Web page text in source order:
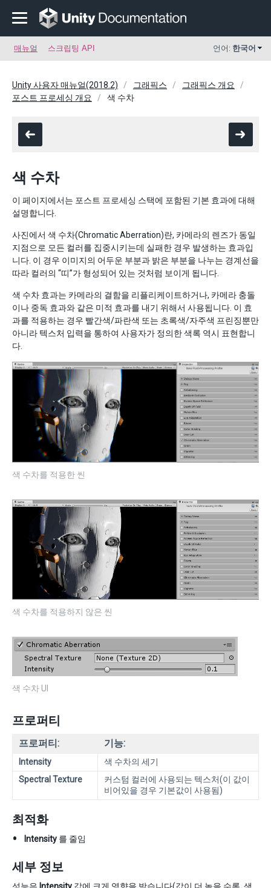
매뉴얼 스크립팅 API 언어: 한국어
Unity 사용자 매뉴얼(2018.2) 그래픽스
그래픽스 개요
포스트 프로세싱 개요
색 수차
색 수차
이 페이지에서는 포스트 프로세싱 스택에 포함된 기본 효과에 대해
설명합니다.
사진에서 색 수차(Chromatic Aberration)란, 카메라의 렌즈가 동일
지점으로 모든 컬러를 집중시키는데 실패한 경우 발생하는 효과입
니다. 이 경우 이미지의 어두운 부분과 밝은 부분을 나누는 경계선을
따라 컬러의 “띠”가 형성되어 있는 것처럼 보이게 됩니다.
색 수차 효과는 카메라의 결함을 리플리케이트하거나, 카메라 충돌
이나 중독 효과와 같은 미적 효과를 내기 위해서 사용됩니다. 이 효
과를 적용하는 경우 빨간색/파란색 또는 초록색/자주색 프린징뿐만
아니라 텍스처 입력을 통하여 사용자가 정의한 색록 역시 표현합니
다.
색 수차를 적용한 씬
색 수차를 적용하지 않은 씬
색 수차 UI
프로퍼티
프로퍼티: 기능:
Intensity
색 수차의 세기
Spectral Texture
커스텀 컬러에 사용되는 텍스처(이 값이
비어있을 경우 기본값이 사용됨)
최적화
Intensity 를 줄임
세부 정보